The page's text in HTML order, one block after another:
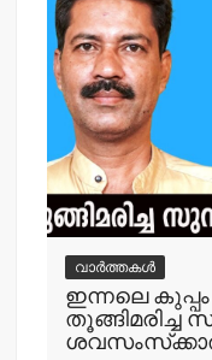
വാർത്തകൾ
ഇന്നലെ കുപ്പം
തൂങ്ങിമരിച്ച